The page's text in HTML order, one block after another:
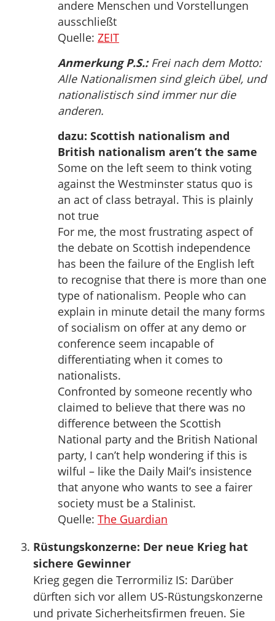
andere Menschen und Vorstellungen
ausschließt
Quelle: ZEIT
Anmerkung P.S.:Frei nach dem Motto:
Alle Nationalismen sind gleich übel, und
nationalistisch sind immer nur die
anderen.
dazu: Scottish nationalism and
British nationalism aren’t the same
Some on the left seem to think voting
against the Westminster status quo is
an act of class betrayal. This is plainly
not true
For me, the most frustrating aspect of
the debate on Scottish independence
has been the failure of the English left
to recognise that there is more than one
type of nationalism. People who can
explain in minute detail the many forms
of socialism on offer at any demo or
conference seem incapable of
differentiating when it comes to
nationalists.
Confronted by someone recently who
claimed to believe that there was no
difference between the Scottish
National party and the British National
party, I can’t help wondering if this is
wilful – like the Daily Mail’s insistence
that anyone who wants to see a fairer
society must be a Stalinist.
Quelle: The Guardian
Rüstungskonzerne: Der neue Krieg hat
sichere Gewinner
Krieg gegen die Terrormiliz IS: Darüber
dürften sich vor allem US-Rüstungskonzerne
und private Sicherheitsfirmen freuen. Sie